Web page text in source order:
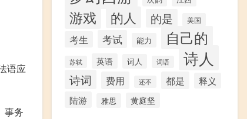
语应
事务
游戏 的人 的是 美国
考生 考试 能力 自己的
苏轼 英语 词人 词语 诗人
诗词 费用 还不 都是 释义
陆游 雅思 黄庭坚